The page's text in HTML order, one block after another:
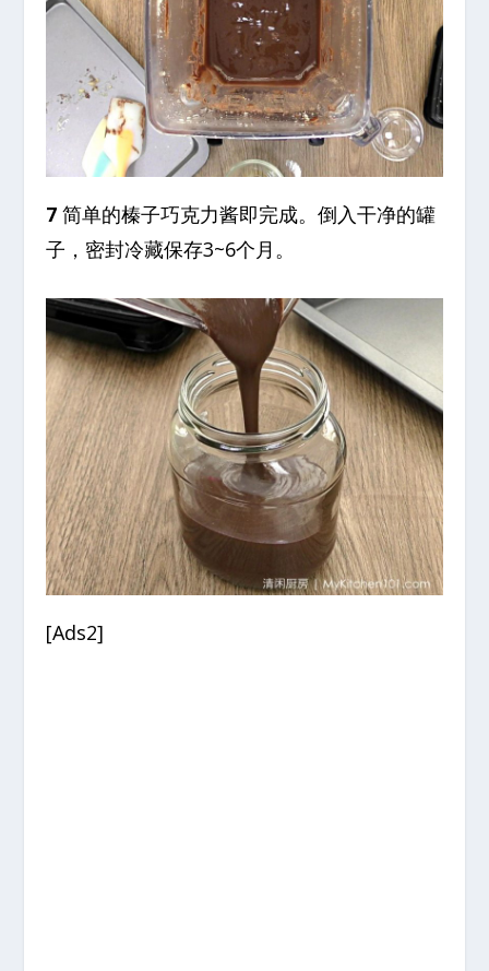
7 简单的榛子巧克力酱即完成。倒入干净的罐
子，密封冷藏保存3~6个月。
[Ads2]